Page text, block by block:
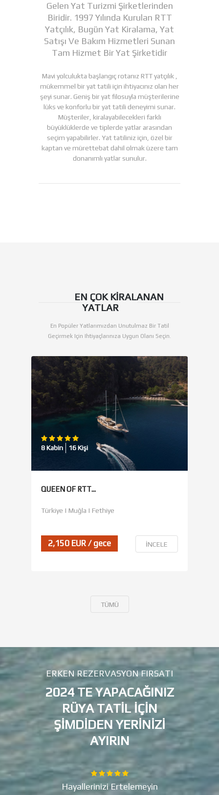
Gelen Yat Turizmi Şirketlerinden
Biridir. 1997 Yılında Kurulan RTT
Yatçılık, Bugün Yat Kiralama, Yat
Satışı Ve Bakım Hizmetleri Sunan
Tam Hizmet Bir Yat Şirketidir
Mavi yolculukta başlangıç rotanız RTT yatçılık ,
mükemmel bir yat tatili için ihtiyacınız olan her
şeyi sunar. Geniş bir yat filosuyla müşterilerine
lüks ve konforlu bir yat tatili deneyimi sunar.
Müşteriler, kiralayabilecekleri farklı
büyüklüklerde ve tiplerde yatlar arasından
seçim yapabilirler. Yat tatiliniz için, özel bir
kaptan ve mürettebat dahil olmak üzere tam
donanımlı yatlar sunulur.
EN ÇOK KIRALANAN
YATLAR
En Popüler Yatlarımızdan Unutulmaz Bir Tatil
Geçirmek Için Ihtiyaçlarınıza Uygun Olanı Seçin.
8 Kabin 16 Kişi
QUEEN OF RTT...
Türkiye | Muğla | Fethiye
2,150 EUR / gece İNCELE
TÜMÜ
ERKEN REZERVASYON FIRSATI
2024 TE YAPACAĞINIZ
RÜYA TATIL IÇIN
ŞIMDIDEN YERINIZI
AYIRIN
Hayallerinizi Ertelemeyin